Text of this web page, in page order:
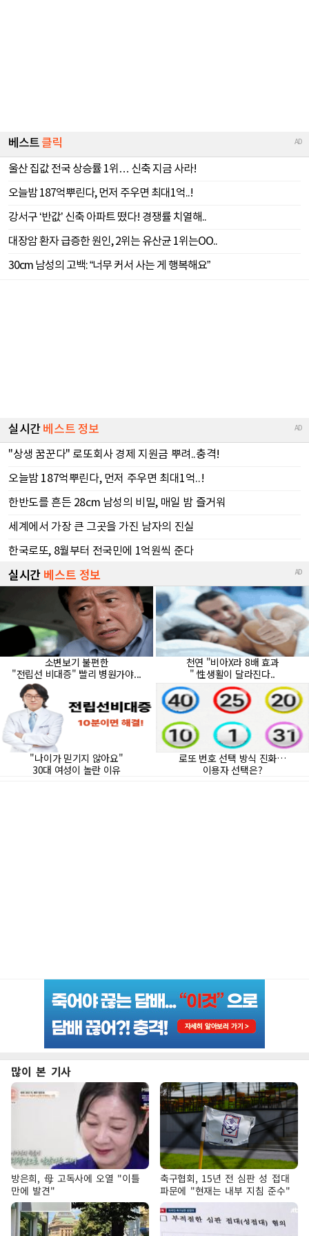
많이 본 기사
방은희, 母 고독사에 오열 "이틀
만에 발견"
축구협회, 15년 전 심판 성 접대
파문에 "현재는 내부 지침 준수"